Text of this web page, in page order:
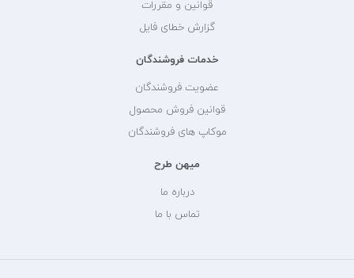
قوانین و مقررات
گزارش خطای فایل
خدمات فروشندگان
عضویت فروشندگان
قوانین فروش محصول
موکاپ های فروشندگان
میهن طرح
درباره ما
تماس با ما